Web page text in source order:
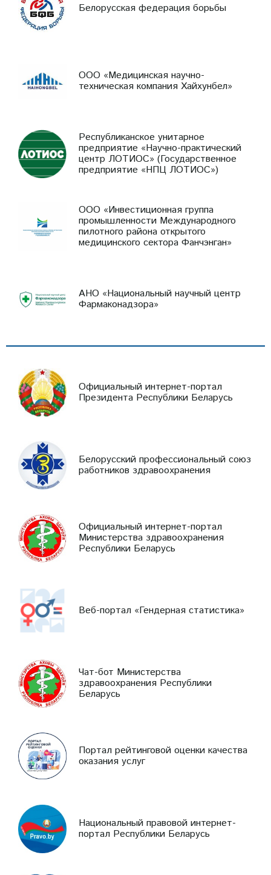
Белорусская федерация борьбы
ООО «Медицинская научно-
техническая компания Хайхунбел»
Республиканское унитарное
предприятие «Научно-практический
центр ЛОТИОС» (Государственное
предприятие «НПЦ ЛОТИОС»)
ООО «Инвестиционная группа
промышленности Международного
пилотного района открытого
медицинского сектора Фанчэнган»
АНО «Национальный научный центр
Фармаконадзора»
Официальный интернет-портал
Президента Республики Беларусь
Белорусский профессиональный союз
работников здравоохранения
Официальный интернет-портал
Министерства здравоохранения
Республики Беларусь
Веб-портал «Гендерная статистика»
Чат-бот Министерства
здравоохранения Республики
Беларусь
Портал рейтинговой оценки качества
оказания услуг
Национальный правовой интернет-
портал Республики Беларусь